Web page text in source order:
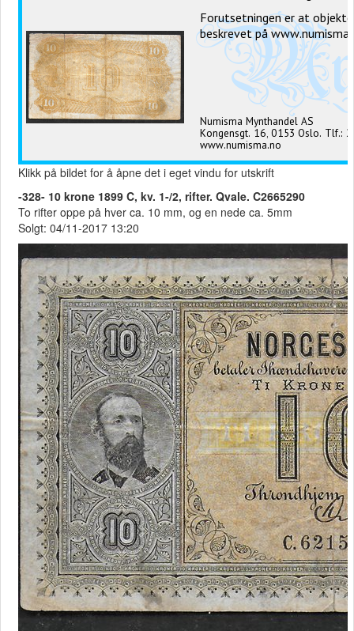
Klikk på bildet for å åpne det i eget vindu for utskrift
-328- 10 krone 1899 C, kv. 1-/2, rifter. Qvale. C2665290
To rifter oppe på hver ca. 10 mm, og en nede ca. 5mm
Solgt: 04/11-2017 13:20